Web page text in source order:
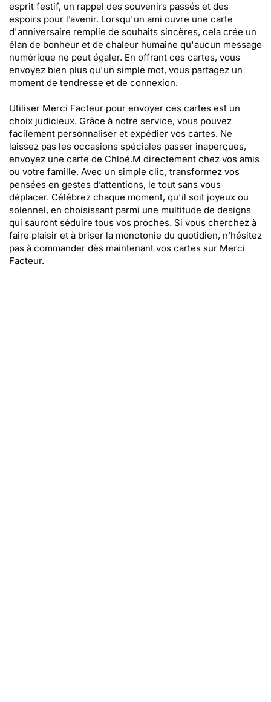
esprit festif, un rappel des souvenirs passés et des
espoirs pour l’avenir. Lorsqu'un ami ouvre une carte
d'anniversaire remplie de souhaits sincères, cela crée un
élan de bonheur et de chaleur humaine qu'aucun message
numérique ne peut égaler. En offrant ces cartes, vous
envoyez bien plus qu'un simple mot, vous partagez un
moment de tendresse et de connexion.
Utiliser Merci Facteur pour envoyer ces cartes est un
choix judicieux. Grâce à notre service, vous pouvez
facilement personnaliser et expédier vos cartes. Ne
laissez pas les occasions spéciales passer inaperçues,
envoyez une carte de Chloé.M directement chez vos amis
ou votre famille. Avec un simple clic, transformez vos
pensées en gestes d’attentions, le tout sans vous
déplacer. Célébrez chaque moment, qu'il soit joyeux ou
solennel, en choisissant parmi une multitude de designs
qui sauront séduire tous vos proches. Si vous cherchez à
faire plaisir et à briser la monotonie du quotidien, n’hésitez
pas à commander dès maintenant vos cartes sur Merci
Facteur.